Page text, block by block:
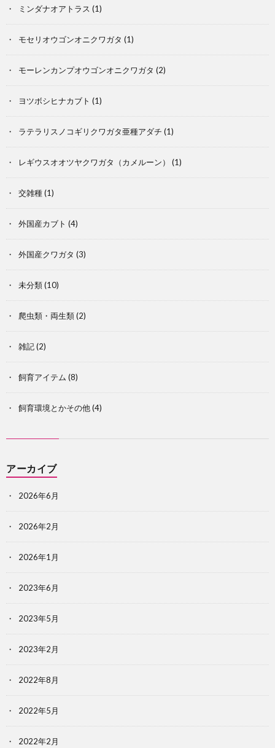
ミンダナオアトラス (1)
モセリオウゴンオニクワガタ (1)
モーレンカンプオウゴンオニクワガタ (2)
ヨツボシヒナカブト (1)
ラテラリスノコギリクワガタ亜種アダチ (1)
レギウスオオツヤクワガタ（カメルーン） (1)
交雑種(1)
外国産カブト (4)
外国産クワガタ (3)
未分類(10)
爬虫類・両生類(2)
雑記(2)
飼育アイテム (8)
飼育環境とかその他(4)
アーカイブ
2026年6月
2026年2月
2026年1月
2023年6月
2023年5月
2023年2月
2022年8月
2022年5月
2022年2月